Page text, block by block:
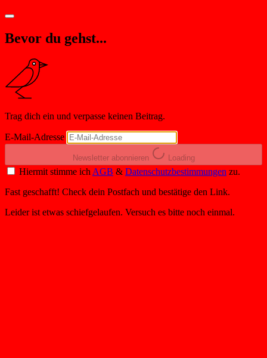
Bevor du gehst...
Trag dich ein und verpasse keinen Beitrag.
E-Mail-Adresse
Newsletter abonnieren Loading
Hiermit stimme ich AGB & Datenschutzbestimmungen zu.
Fast geschafft! Check dein Postfach und bestätige den Link.
Leider ist etwas schiefgelaufen. Versuch es bitte noch einmal.